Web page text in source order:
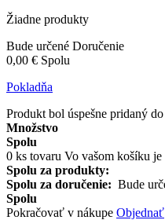
Žiadne produkty
Bude určené Doručenie
0,00 € Spolu
Pokladňa
Produkt bol úspešne pridaný
Množstvo
Spolu
0 ks tovaru Vo vašom košíku
Spolu za produkty:
Spolu za doručenie: Bude
Spolu
Pokračovať v nákupe Objednať